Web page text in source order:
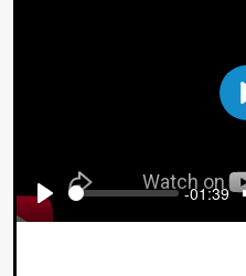
Play
Seek -01:39